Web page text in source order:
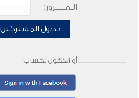
الـمـــــرور:
دخول المشتركين
أو الدخول بحساب